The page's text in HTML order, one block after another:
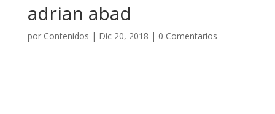
adrian abad
por Contenidos | Dic 20, 2018 | 0 Comentarios